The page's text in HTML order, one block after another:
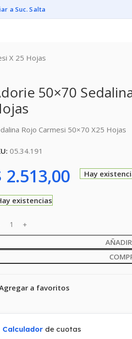
a Suc. Salta
X 25 Hojas
50×70
Rojo Carmesi 50×70 X25 Hojas
05.34.191
2.513,00 Hay
existencias
a favoritos
Calculadorde cuotas